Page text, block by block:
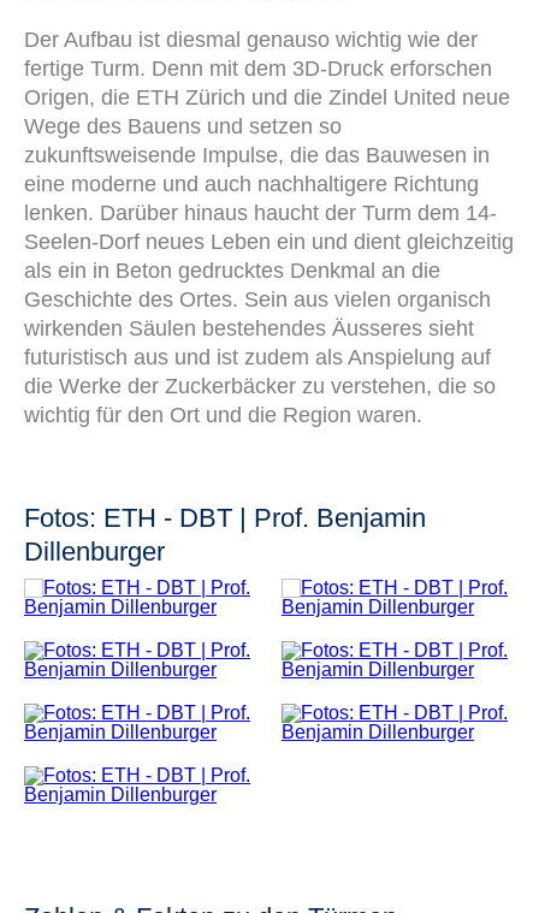
Der Aufbau ist diesmal genauso wichtig wie der
fertige Turm. Denn mit dem 3D-Druck erforschen
Origen, die ETH Zürich und die Zindel United neue
Wege des Bauens und setzen so
zukunftsweisende Impulse, die das Bauwesen in
eine moderne und auch nachhaltigere Richtung
lenken. Darüber hinaus haucht der Turm dem 14-
Seelen-Dorf neues Leben ein und dient gleichzeitig
als ein in Beton gedrucktes Denkmal an die
Geschichte des Ortes. Sein aus vielen organisch
wirkenden Säulen bestehendes Äusseres sieht
futuristisch aus und ist zudem als Anspielung auf
die Werke der Zuckerbäcker zu verstehen, die so
wichtig für den Ort und die Region waren.
Fotos: ETH - DBT | Prof. Benjamin
Dillenburger